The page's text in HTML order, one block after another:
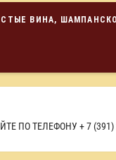
ВИНА,
ПО ТЕЛЕФОНУ + 7 (391)